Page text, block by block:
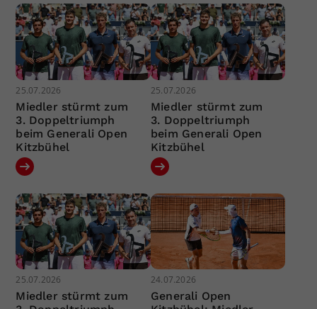
25.07.2026
Miedler stürmt zum
3. Doppeltriumph
beim Generali Open
Kitzbühel
25.07.2026
Miedler stürmt zum
3. Doppeltriumph
beim Generali Open
Kitzbühel
25.07.2026
Miedler stürmt zum
24.07.2026
Generali Open